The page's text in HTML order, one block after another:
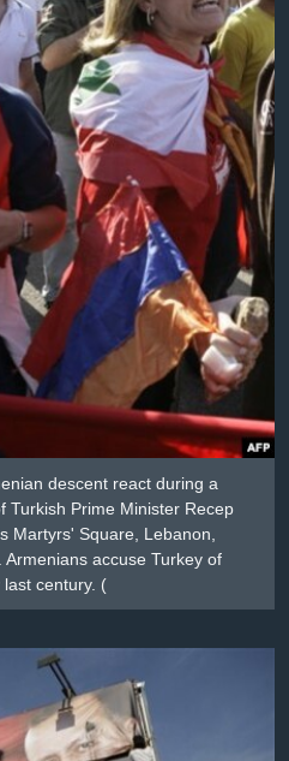
descent react during a
Turkish Prime Minister Recep
Martyrs' Square, Lebanon,
accuse Turkey of
century. (